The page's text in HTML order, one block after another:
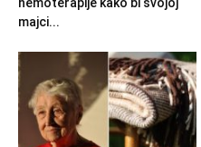
majci...